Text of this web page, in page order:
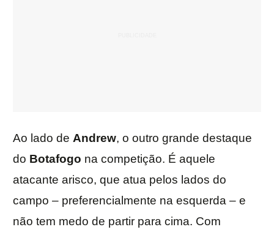
Ao lado de Andrew, o outro grande destaque
do Botafogo na competição. É aquele
atacante arisco, que atua pelos lados do
campo – preferencialmente na esquerda – e
não tem medo de partir para cima. Com